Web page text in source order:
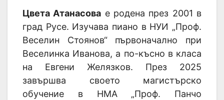
Цвета Атанасова e родена през 2001 в
град Русе. Изучава пиано в НУИ „Проф.
Веселин Стоянов“ първоначално при
Веселинка Иванова, а по-късно в класа
на Евгени Желязков. През 2025
завършва своето магистърско
обучение в НМА „Проф. Панчо